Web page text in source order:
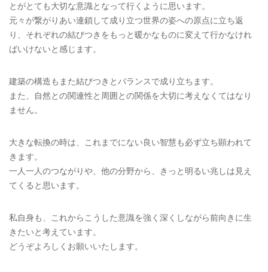
とがとても大切な意識となって行くように思います。
元々が繋がりあい連鎖して成り立つ世界の姿への原点に立ち返
り、それぞれの結びつきをもっと暖かなものに変えて行かなけれ
ばいけないと感じます。
建築の構造もまた結びつきとバランスで成り立ちます。
また、自然との関連性と周囲との関係を大切に考えなくてはなり
ません。
大きな転換の時は、これまでにない良い智慧も必ず立ち顕われて
きます。
一人一人のつながりや、他の分野から、きっと明るい兆しは見え
てくると思います。
私自身も、これからこうした意識を強く深くしながら前向きに生
きたいと考えています。
どうぞよろしくお願いいたします。